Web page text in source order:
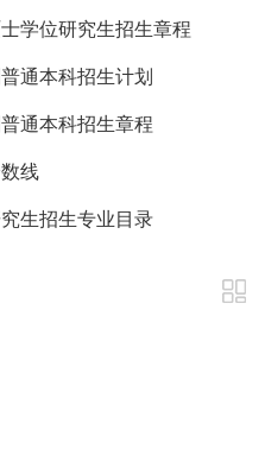
学位研究生招生章程
通本科招生计划
通本科招生章程
线
生招生专业目录